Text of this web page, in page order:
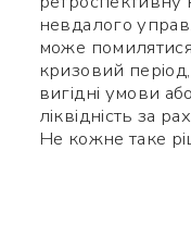
невдалого
може
кризовий
вигідні умови
ліквідність за
Не кожне таке
Ім’я *
Номер